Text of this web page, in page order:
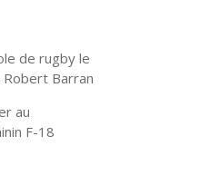
de rugby le
Barran
au
F-18